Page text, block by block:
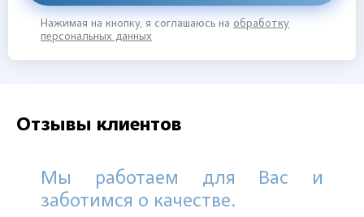
Нажимая на кнопку, я соглашаюсь на обработку
персональных данных
Отзывы клиентов
Мы работаем для Вас и
заботимся о качестве.